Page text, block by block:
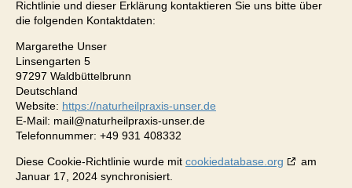
Richtlinie und dieser Erklärung kontaktieren Sie uns bitte über
die folgenden Kontaktdaten:
Margarethe Unser
Linsengarten 5
97297 Waldbüttelbrunn
Deutschland
Website: https://naturheilpraxis-unser.de
E-Mail: ed.resnu-sixarpliehrutan@liam
Telefonnummer: +49 931 408332
Diese Cookie-Richtlinie wurde mit cookiedatabase.org
am
Januar 17, 2024 synchronisiert.